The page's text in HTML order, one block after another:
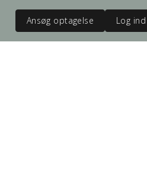
Ansøg optagelse Log ind